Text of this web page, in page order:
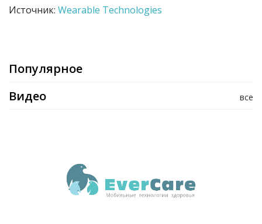
Источник: Wearable Technologies
Популярное
все
Видео